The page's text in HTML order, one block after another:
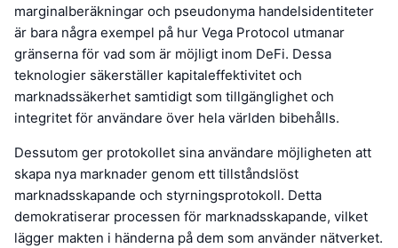
marginalberäkningar och pseudonyma handelsidentiteter
är bara några exempel på hur Vega Protocol utmanar
gränserna för vad som är möjligt inom DeFi. Dessa
teknologier säkerställer kapitaleffektivitet och
marknadssäkerhet samtidigt som tillgänglighet och
integritet för användare över hela världen bibehålls.
Dessutom ger protokollet sina användare möjligheten att
skapa nya marknader genom ett tillståndslöst
marknadsskapande och styrningsprotokoll. Detta
demokratiserar processen för marknadsskapande, vilket
lägger makten i händerna på dem som använder nätverket.